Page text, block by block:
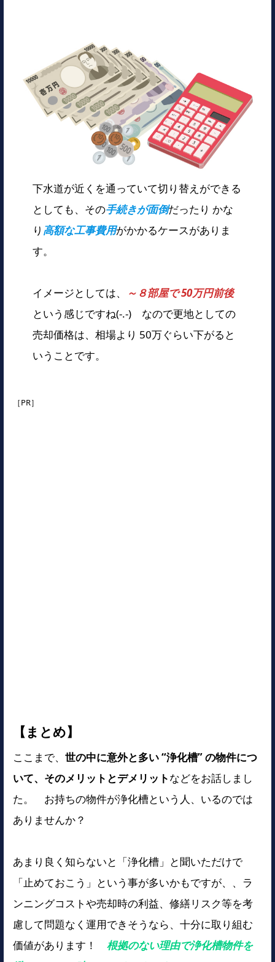
下水道が近くを通っていて切り替えができる
としても、その手続きが面倒だったり かな
り 高額な工事費用がかかるケースがありま
す。
イメージとしては、
～８部屋で 50万円前後
という感じですね(-.-) なので更地としての
売却価格は、相場より 50万ぐらい下がると
いうことです。
［PR］
【まとめ】
ここまで、 世の中に意外と多い “浄化槽” の物件につ
いて、そのメリットとデメリットなどをお話しまし
た。 お持ちの物件が浄化槽という人、いるのでは
ありませんか？
あまり良く知らないと「浄化槽」と聞いただけで
「止めておこう」という事が多いかもですが、、ラ
ンニングコストや売却時の利益、修繕リスク等を考
慮して問題なく運用できそうなら、十分に取り組む
価値があります！ 根拠のない理由で浄化槽物件を